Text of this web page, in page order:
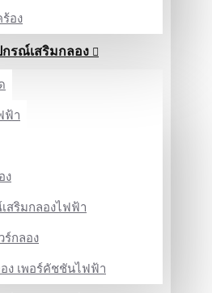
อง
รณ์เสริมกลอง
ฟ้า
ง
สริมกลองไฟฟ้า
ร์กลอง
ง เพอร์คัชชันไฟฟ้า